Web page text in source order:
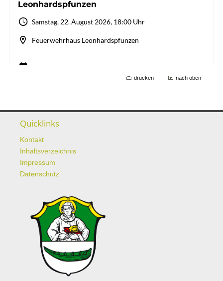
drucken nach oben
Quicklinks
Kontakt
Inhaltsverzeichnis
Impressum
Datenschutz